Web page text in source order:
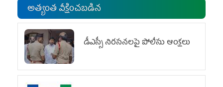
అత్యంత వీక్షించబడిన
డీఎస్సీ నిరసనలపై పోలీసు ఆంక్షలు